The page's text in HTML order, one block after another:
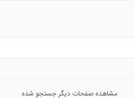
مشاهده صفحات دیگر جستجو شده